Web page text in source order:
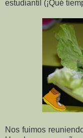
estudiantil (¡Qué
Nos fuimos